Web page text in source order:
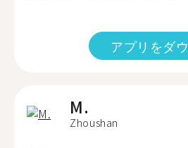
アプリをダ
M.
Zhoushan